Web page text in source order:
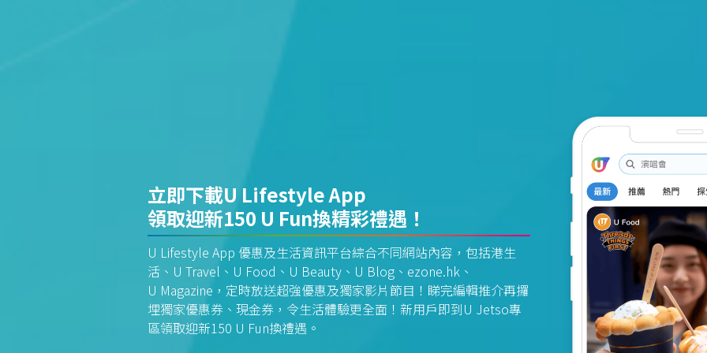
立即下載U Lifestyle App
領取迎新150 U Fun換精彩禮遇！
U Lifestyle App 優惠及生活資訊平台綜合不同網站內容，包括港生
活、U Travel、U Food、U Beauty、U Blog、ezone.hk、
U Magazine，定時放送超強優惠及獨家影片節目！睇完編輯推介再攞
埋獨家優惠券、現金券，令生活體驗更全面！新用戶即到U Jetso專
區領取迎新150 U Fun換禮遇。